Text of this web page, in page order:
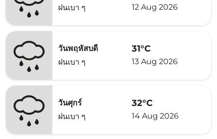
ฝนเบา ๆ
12 Aug 2026
วันพฤหัสบดี
ฝนเบา ๆ
31°C
13 Aug 2026
วันศุกร์
ฝนเบา ๆ
32°C
14 Aug 2026